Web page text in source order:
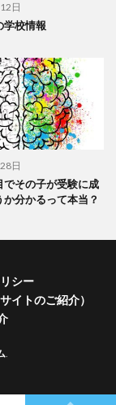
日
学校情報
日
でその子が受験に成
分かるって本当？
シー
イトのご紹介）